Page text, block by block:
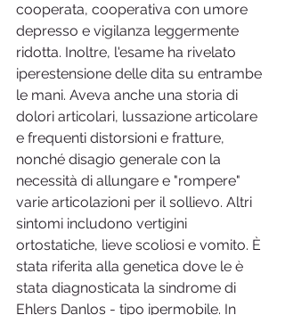
cooperata, cooperativa con umore
depresso e vigilanza leggermente
ridotta. Inoltre, l'esame ha rivelato
iperestensione delle dita su entrambe
le mani. Aveva anche una storia di
dolori articolari, lussazione articolare
e frequenti distorsioni e fratture,
nonché disagio generale con la
necessità di allungare e "rompere"
varie articolazioni per il sollievo. Altri
sintomi includono vertigini
ortostatiche, lieve scoliosi e vomito. È
stata riferita alla genetica dove le è
stata diagnosticata la sindrome di
Ehlers Danlos - tipo ipermobile. In